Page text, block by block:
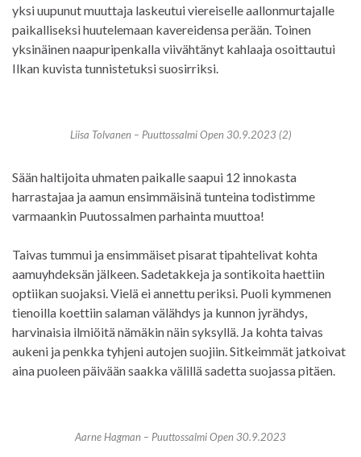
yksi uupunut muuttaja laskeutui viereiselle aallonmurtajalle
paikalliseksi huutelemaan kavereidensa perään. Toinen
yksinäinen naapuripenkalla viivähtänyt kahlaaja osoittautui
Ilkan kuvista tunnistetuksi suosirriksi.
Liisa Tolvanen – Puuttossalmi Open 30.9.2023 (2)
Sään haltijoita uhmaten paikalle saapui 12 innokasta
harrastajaa ja aamun ensimmäisinä tunteina todistimme
varmaankin Puutossalmen parhainta muuttoa!
Taivas tummui ja ensimmäiset pisarat tipahtelivat kohta
aamuyhdeksän jälkeen. Sadetakkeja ja sontikoita haettiin
optiikan suojaksi. Vielä ei annettu periksi. Puoli kymmenen
tienoilla koettiin salaman välähdys ja kunnon jyrähdys,
harvinaisia ilmiöitä nämäkin näin syksyllä. Ja kohta taivas
aukeni ja penkka tyhjeni autojen suojiin. Sitkeimmät jatkoivat
aina puoleen päivään saakka välillä sadetta suojassa pitäen.
Aarne Hagman – Puuttossalmi Open 30.9.2023